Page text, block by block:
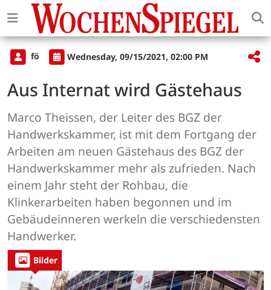
fö Wednesday, 09/15/2021, 02:00 PM
Aus Internat wird Gästehaus
Marco Theissen, der Leiter des BGZ der
Handwerkskammer, ist mit dem Fortgang der
Arbeiten am neuen Gästehaus des BGZ der
Handwerkskammer mehr als zufrieden. Nach
einem Jahr steht der Rohbau, die
Klinkerarbeiten haben begonnen und im
Gebäudeinneren werkeln die verschiedensten
Handwerker.
Bilder